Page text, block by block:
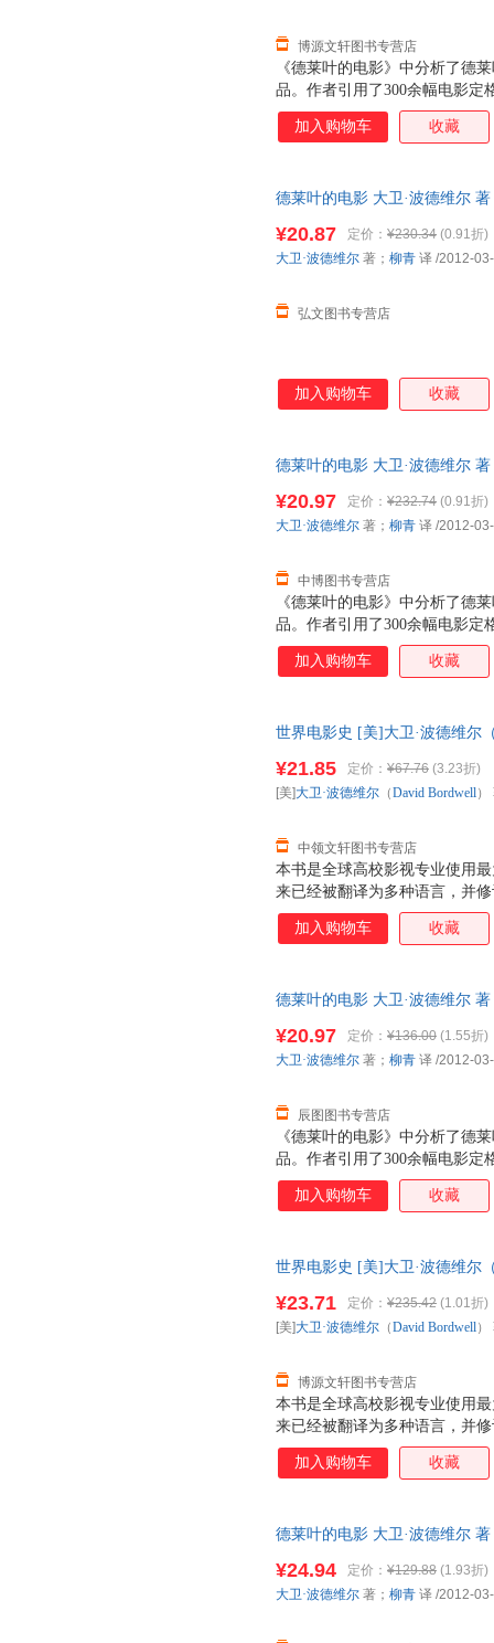
《德莱叶的电影》中分析了德
品。作者引用了300余幅电影定
维尔也回溯了好莱坞传统的电
电影叙事的原则与解构。最终
博源文轩图书专营店
加入购物车 收藏
德莱叶的电影 大卫·波德维尔
¥20.87 定价： ¥230.34 (0.91折)
弘文图书专营店
大卫·波德维尔 著； 柳青 译 /2012-
加入购物车 收藏
德莱叶的电影 大卫·波德维尔
《德莱叶的电影》中分析了德
品。作者引用了300余幅电影定
维尔也回溯了好莱坞传统的电
电影叙事的原则与解构。最终
¥20.97 定价： ¥232.74 (0.91折)
中博图书专营店
大卫·波德维尔 著； 柳青 译 /2012-
加入购物车 收藏
世界电影史 [美]大卫·波德维尔
本书是全球高校影视专业使用
来已经被翻译为多种语言，并
上至电影诞生，下至21世纪的
影，将百年电影发展史娓娓道
时代下的电影文化探讨，体现
影产业链条上的各个部分进行
的版式和索引部分，可以最大
¥21.85 定价： ¥67.76 (3.23折)
中领文轩图书专营店
[美]大卫·波德维尔 （David Bordwell）
加入购物车 收藏
德莱叶的电影 大卫·波德维尔
《德莱叶的电影》中分析了德
品。作者引用了300余幅电影定
维尔也回溯了好莱坞传统的电
电影叙事的原则与解构。最终
¥20.97 定价： ¥136.00 (1.55折)
辰图图书专营店
大卫·波德维尔 著； 柳青 译 /2012-
加入购物车 收藏
世界电影史 [美]大卫·波德维尔
本书是全球高校影视专业使用
来已经被翻译为多种语言，并
上至电影诞生，下至21世纪的
影，将百年电影发展史娓娓道
时代下的电影文化探讨，体现
影产业链条上的各个部分进行
的版式和索引部分，可以最大
¥23.71 定价： ¥235.42 (1.01折)
博源文轩图书专营店
[美]大卫·波德维尔 （David Bordwell）
加入购物车 收藏
德莱叶的电影 大卫·波德维尔
¥24.94 定价： ¥129.88 (1.93折)
大卫·波德维尔 著； 柳青 译 /2012-